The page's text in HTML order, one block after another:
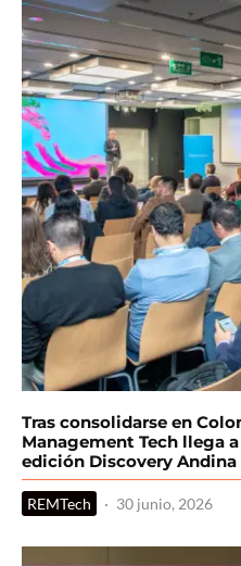
Tras consolidarse en
Management Tech llega
edición Discovery Andina
REMTech · 30 junio, 2026